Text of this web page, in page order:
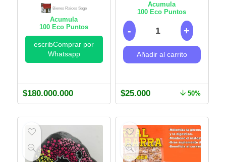
Raices Sage
Bienes Raices Sage
Acumula
100 Eco Puntos
escribComprar por
Whatsapp
$180.000.000
Acumula
100 Eco Puntos
Añadir al carrito
$25.000 50%